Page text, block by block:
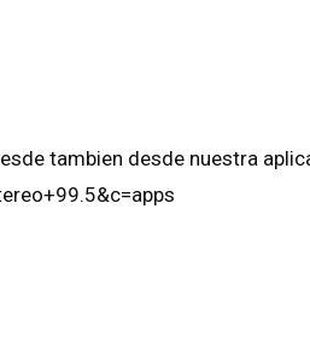
tambien desde nuestra